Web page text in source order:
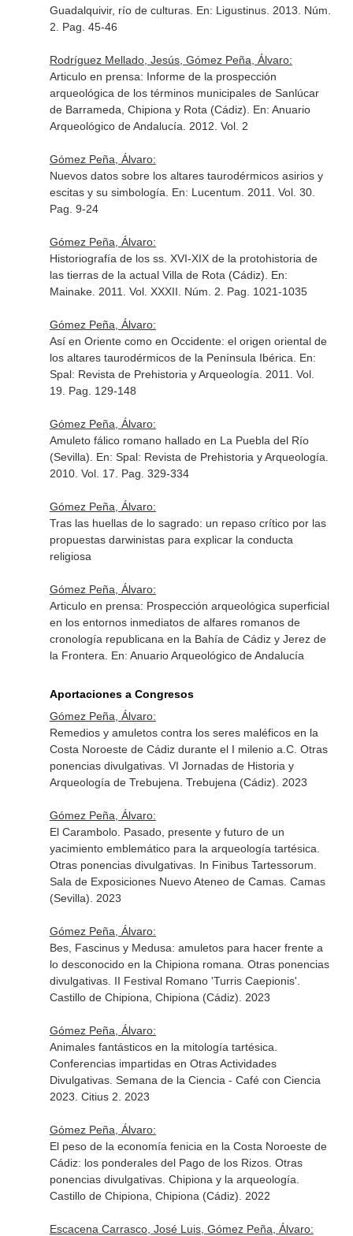
Guadalquivir, río de culturas. En: Ligustinus. 2013. Núm.
2. Pag. 45-46
Rodríguez Mellado, Jesús, Gómez Peña, Álvaro:
Articulo en prensa: Informe de la prospección
arqueológica de los términos municipales de Sanlúcar
de Barrameda, Chipiona y Rota (Cádiz). En: Anuario
Arqueológico de Andalucía . 2012. Vol. 2
Gómez Peña, Álvaro:
Nuevos datos sobre los altares taurodérmicos asirios y
escitas y su simbología. En: Lucentum . 2011. Vol. 30.
Pag. 9-24
Gómez Peña, Álvaro:
Historiografía de los ss. XVI-XIX de la protohistoria de
las tierras de la actual Villa de Rota (Cádiz). En:
Mainake. 2011. Vol. XXXII. Núm. 2. Pag. 1021-1035
Gómez Peña, Álvaro:
Así en Oriente como en Occidente: el origen oriental de
los altares taurodérmicos de la Península Ibérica. En:
Spal: Revista de Prehistoria y Arqueología . 2011. Vol.
19. Pag. 129-148
Gómez Peña, Álvaro:
Amuleto fálico romano hallado en La Puebla del Río
(Sevilla). En: Spal: Revista de Prehistoria y Arqueología
2010. Vol. 17. Pag. 329-334
Gómez Peña, Álvaro:
Tras las huellas de lo sagrado: un repaso crítico por las
propuestas darwinistas para explicar la conducta
religiosa
Gómez Peña, Álvaro:
Articulo en prensa: Prospección arqueológica superficial
en los entornos inmediatos de alfares romanos de
cronología republicana en la Bahía de Cádiz y Jerez de
la Frontera. En: Anuario Arqueológico de Andalucía
Aportaciones a Congresos
Gómez Peña, Álvaro:
Remedios y amuletos contra los seres maléficos en la
Costa Noroeste de Cádiz durante el I milenio a.C. Otras
ponencias divulgativas. VI Jornadas de Historia y
Arqueología de Trebujena. Trebujena (Cádiz). 2023
Gómez Peña, Álvaro:
El Carambolo. Pasado, presente y futuro de un
yacimiento emblemático para la arqueología tartésica.
Otras ponencias divulgativas. In Finibus Tartessorum.
Sala de Exposiciones Nuevo Ateneo de Camas. Camas
(Sevilla). 2023
Gómez Peña, Álvaro:
Bes, Fascinus y Medusa: amuletos para hacer frente a
lo desconocido en la Chipiona romana. Otras ponencias
divulgativas. II Festival Romano 'Turris Caepionis'.
Castillo de Chipiona, Chipiona (Cádiz). 2023
Gómez Peña, Álvaro:
Animales fantásticos en la mitología tartésica.
Conferencias impartidas en Otras Actividades
Divulgativas. Semana de la Ciencia - Café con Ciencia
2023. Citius 2. 2023
Gómez Peña, Álvaro:
El peso de la economía fenicia en la Costa Noroeste de
Cádiz: los ponderales del Pago de los Rizos. Otras
ponencias divulgativas. Chipiona y la arqueología.
Castillo de Chipiona, Chipiona (Cádiz). 2022
Escacena Carrasco, José Luis, Gómez Peña, Álvaro: